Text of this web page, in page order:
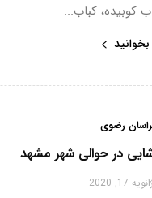
کوبیده، کباب...
رضوی
در حوالی شهر مشهد
17, 2020